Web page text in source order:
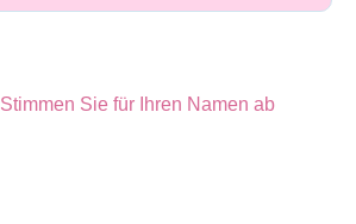
Stimmen Sie für Ihren Namen ab